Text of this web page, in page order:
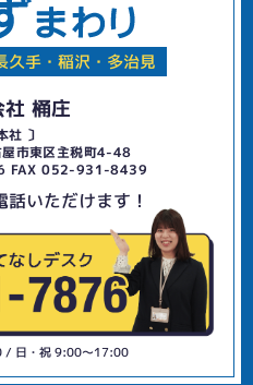
久手・稲沢・多治見
桶庄
社 〕
市東区主税町4-48
FAX 052-931-8439
いただけます！
/ 日・祝 9:00〜17:00